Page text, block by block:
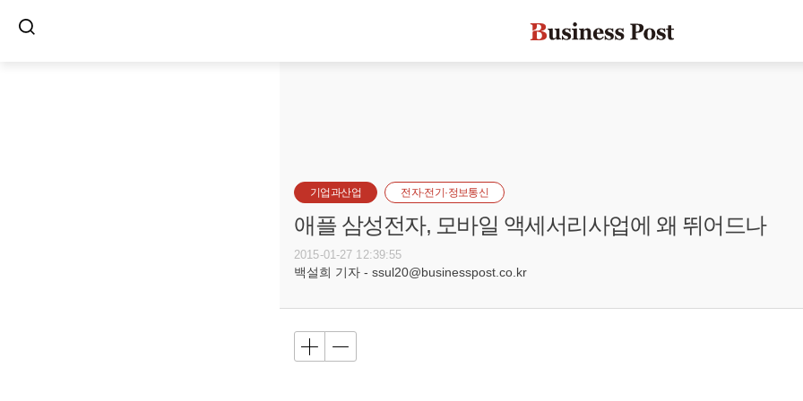
기업과산업 전자·전기·정보통신
애플 삼성전자, 모바일 액세서리사업에 왜 뛰어드나
2015-01-27 12:39:55
백설희 기자 - ssul20@businesspost.co.kr